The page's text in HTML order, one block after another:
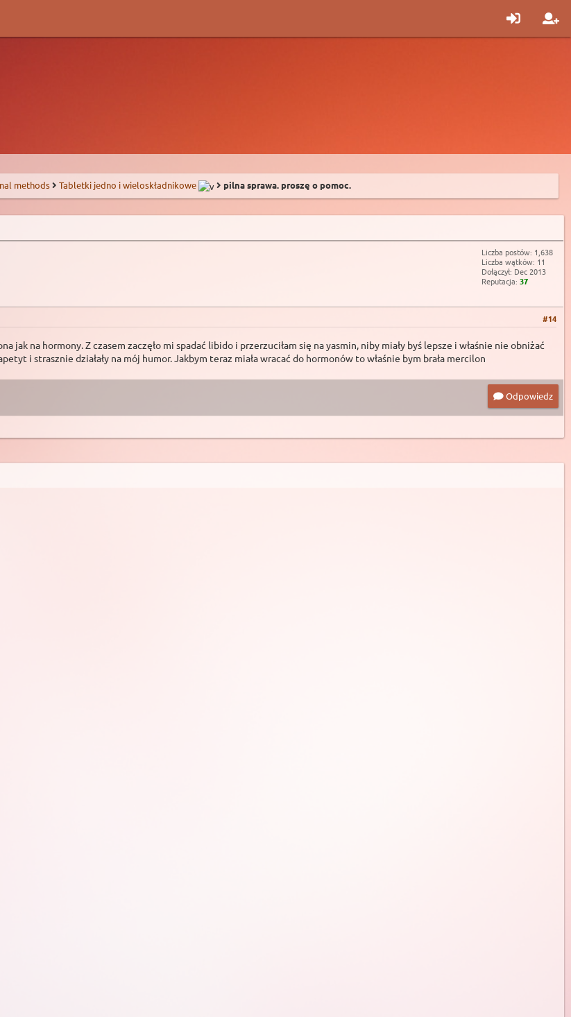
methods Tabletki jedno i wieloskładnikowe pilna sprawa. proszę o pomoc.
Liczba postów: 1,638
Liczba wątków: 11
Dołączył: Dec 2013
Reputacja: 37
#14
jak na hormony. Z czasem zaczęło mi spadać libido i przerzuciłam się na yasmin, niby miały byś lepsze i właśnie nie obniżać
i strasznie działały na mój humor. Jakbym teraz miała wracać do hormonów to właśnie bym brała mercilon
Odpowiedz